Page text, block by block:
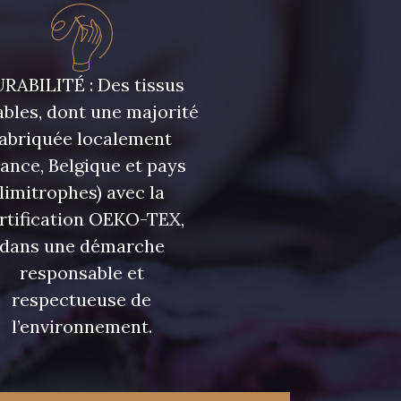
: Des tissus
dont une majorité
localement
Belgique et pays
avec la
OEKO-TEX,
une démarche
responsable et
respectueuse de
l’environnement.